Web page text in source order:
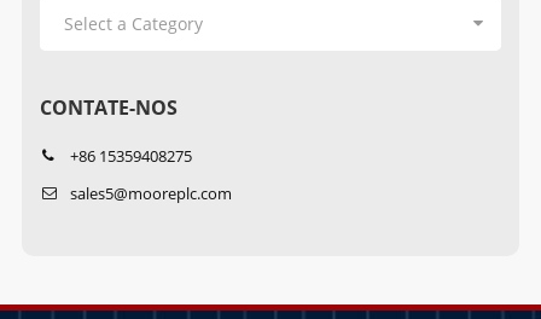
CONTATE-NOS
+86 15359408275
sales5@mooreplc.com